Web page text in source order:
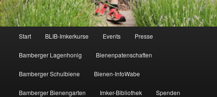
Start BLIB-Imkerkurse Events Presse
Bamberger Lagenhonig Bienenpatenschaften
Bamberger Schulbiene Bienen-InfoWabe
Bamberger Bienengarten Imker-Bibliothek Spenden